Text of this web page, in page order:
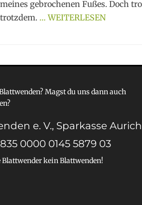
meines gebrochenen Fußes. Doch
trotzdem. … WEITERLESEN
Magst du uns dann auch
e. V., Sparkasse Aurich
0000 0145 5879 03
Blattwender kein Blattwenden!